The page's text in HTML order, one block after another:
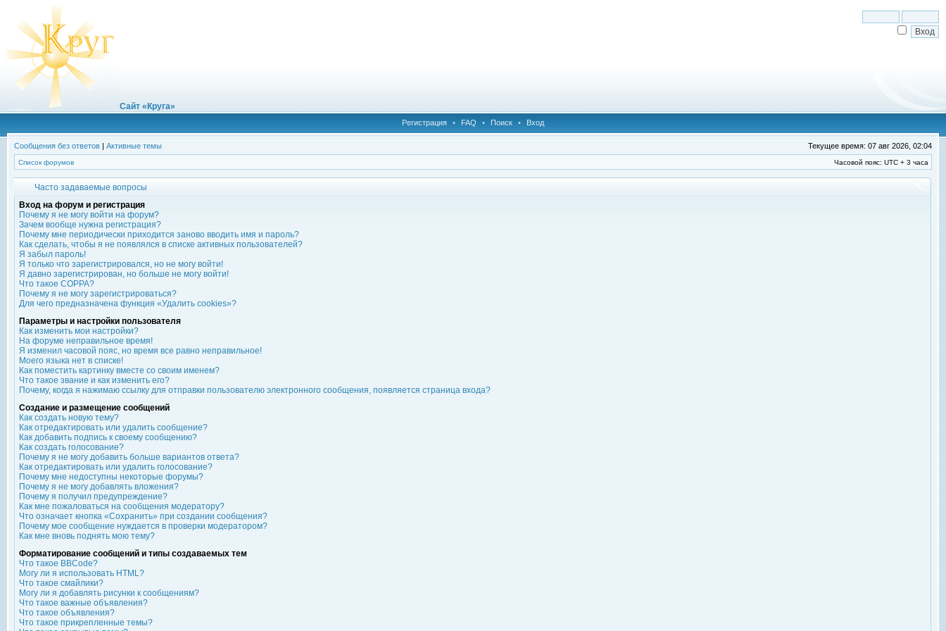
Сайт «Круга»
Регистрация • FAQ • Поиск • Вход
Сообщения без ответов | Активные темы Текущее время: 07 авг 2026, 02:04
Список форумов Часовой пояс: UTC + 3 часа
Часто задаваемые вопросы
Вход на форум и регистрация
Почему я не могу войти на форум?
Зачем вообще нужна регистрация?
Почему мне периодически приходится заново вводить имя и пароль?
Как сделать, чтобы я не появлялся в списке активных пользователей?
Я забыл пароль!
Я только что зарегистрировался, но не могу войти!
Я давно зарегистрирован, но больше не могу войти!
Что такое COPPA?
Почему я не могу зарегистрироваться?
Для чего предназначена функция «Удалить cookies»?
Параметры и настройки пользователя
Как изменить мои настройки?
На форуме неправильное время!
Я изменил часовой пояс, но время все равно неправильное!
Моего языка нет в списке!
Как поместить картинку вместе со своим именем?
Что такое звание и как изменить его?
Почему, когда я нажимаю ссылку для отправки пользователю электронного сообщения, появляется страница входа?
Создание и размещение сообщений
Как создать новую тему?
Как отредактировать или удалить сообщение?
Как добавить подпись к своему сообщению?
Как создать голосование?
Почему я не могу добавить больше вариантов ответа?
Как отредактировать или удалить голосование?
Почему мне недоступны некоторые форумы?
Почему я не могу добавлять вложения?
Почему я получил предупреждение?
Как мне пожаловаться на сообщения модератору?
Что означает кнопка «Сохранить» при создании сообщения?
Почему мое сообщение нуждается в проверки модератором?
Как мне вновь поднять мою тему?
Форматирование сообщений и типы создаваемых тем
Что такое BBCode?
Могу ли я использовать HTML?
Что такое смайлики?
Могу ли я добавлять рисунки к сообщениям?
Что такое важные объявления?
Что такое объявления?
Что такое прикрепленные темы?